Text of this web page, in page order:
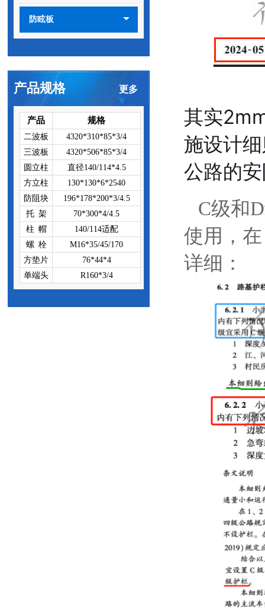
防眩板
产品规格 更多
产品 规格
二波板
4320*310*85*3/4
三波板
4320*506*85*3/4
圆立柱
直径140/114*4.5
方立柱
130*130*6*2540
防阻块
196*178*200*3/4.5
托 架
70*300*4/4.5
柱 帽
140/114适配
螺 栓
M16*35/45/170
方垫片
76*44*4
单端头
R160*3/4
其实
施设计
公路的
C级和
使用，
详细：